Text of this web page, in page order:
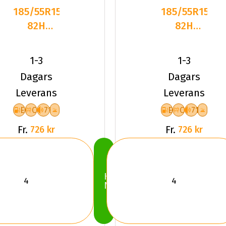
185/55R15
82H
BLAZER
1-3
Dagars
Leverans
E C 71
Fr. 726 kr
Köp
Nu
185/55R15
82H
BLAZER
1-3
Dagars
Leverans
E C 71
Fr. 726 kr